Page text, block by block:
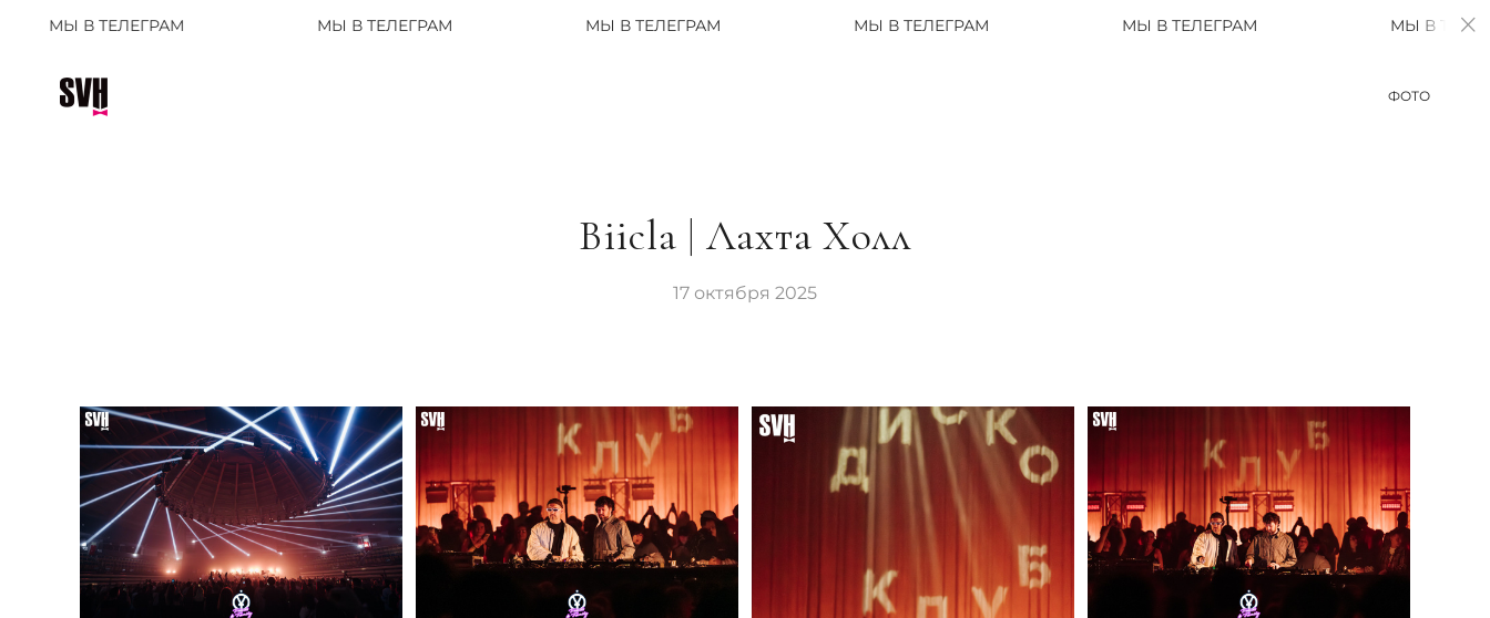
ФОТО
Biicla | Лахта Холл
17 октября 2025
МЫ В ТЕЛЕГРАМ МЫ В ТЕЛЕГРАМ МЫ В ТЕЛЕГРАМ МЫ В ТЕЛЕГРАМ МЫ В ТЕЛЕГРАМ